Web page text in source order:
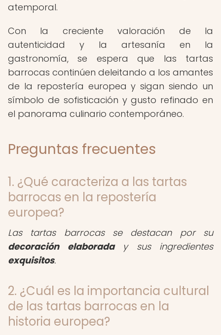
atemporal.
Con la creciente valoración de la
autenticidad y la artesanía en la
gastronomía, se espera que las tartas
barrocas continúen deleitando a los amantes
de la repostería europea y sigan siendo un
símbolo de sofisticación y gusto refinado en
el panorama culinario contemporáneo.
Preguntas frecuentes
1. ¿Qué caracteriza a las tartas
barrocas en la repostería
europea?
Las tartas barrocas se destacan por su
decoración elaboraday sus ingredientes
exquisitos.
2. ¿Cuál es la importancia cultural
de las tartas barrocas en la
historia europea?